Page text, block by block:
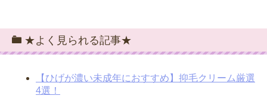
★よく見られる記事★
【ひげが濃い未成年におすすめ】抑毛クリーム厳選
4選！